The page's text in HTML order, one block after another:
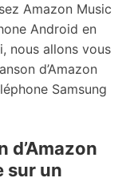
Amazon Music
Android en
nous allons vous
d’Amazon
Samsung
d’Amazon
sur un